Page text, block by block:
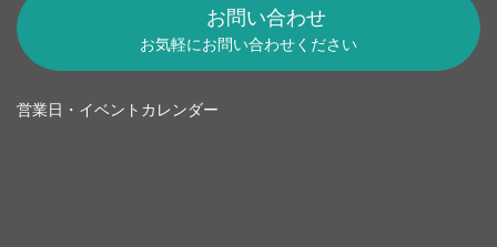
お問い合わせ
お気軽にお問い合わせください
営業日・イベントカレンダー